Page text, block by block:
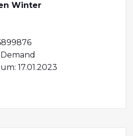
Winter
17.01.2023